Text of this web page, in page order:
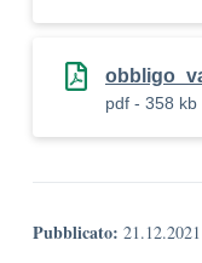
pdf - 358 kb
Pubblicato: 21.12.2021